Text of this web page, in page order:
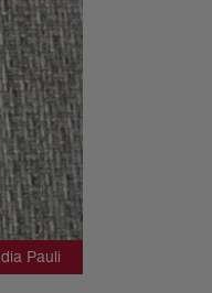
Pauli